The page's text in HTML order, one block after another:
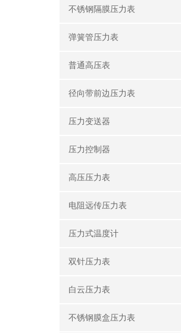
不锈钢隔膜压力表
弹簧管压力表
普通高压表
径向带前边压力表
压力变送器
压力控制器
高压压力表
电阻远传压力表
压力式温度计
双针压力表
白云压力表
不锈钢膜盒压力表